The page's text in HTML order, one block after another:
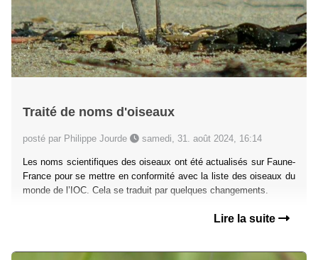
Traité de noms d'oiseaux
posté par Philippe Jourde samedi, 31. août 2024, 16:14
Les noms scientifiques des oiseaux ont été actualisés sur Faune-
France pour se mettre en conformité avec la liste des oiseaux du
monde de l’IOC. Cela se traduit par quelques changements.
Lire la suite